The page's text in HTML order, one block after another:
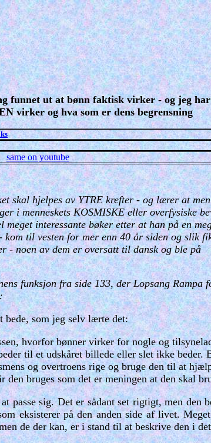
funnet ut at bønn faktisk virker - og jeg
virker og hva som er dens begrensning
same on youtube
skal hjelpes av YTRE krefter - og lærer at
i menneskets KOSMISKE eller overfysiske
interessante bøker etter at han på en
kom til vesten for mer enn 40 år siden og slik
- noen av dem er oversatt til dansk og ble på
funksjon fra side 133, der Lopsang Rampa
som jeg selv lærte det:
hvorfor bønner virker for nogle og
til et udskåret billede eller slet ikke beder.
og overtroens rige og bruge den til at
bruges som det er meningen at den skal
passe sig. Det er sådant set rigtigt, men den
eksisterer på den anden side af livet.
de der kan, er i stand til at beskrive den i